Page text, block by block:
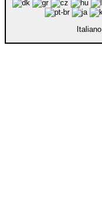
Italiano